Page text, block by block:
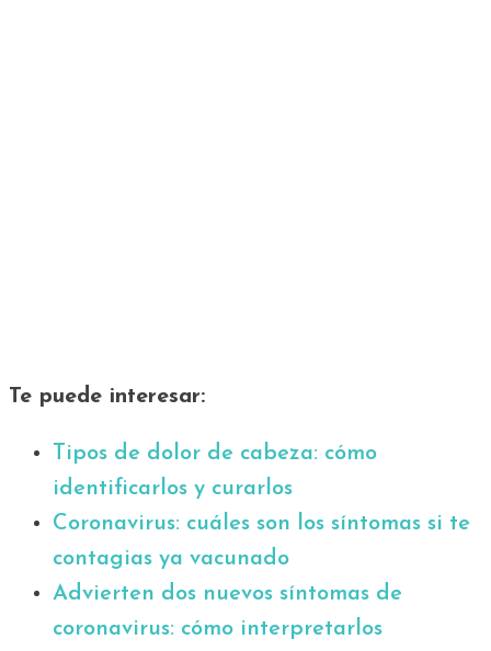
Te puede interesar:
Tipos de dolor de cabeza: cómo
identificarlos y curarlos
Coronavirus: cuáles son los síntomas si te
contagias ya vacunado
Advierten dos nuevos síntomas de
coronavirus: cómo interpretarlos